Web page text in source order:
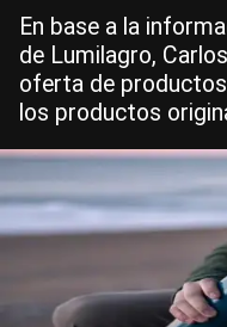
En base a la
de Lumilagro,
oferta de
los productos